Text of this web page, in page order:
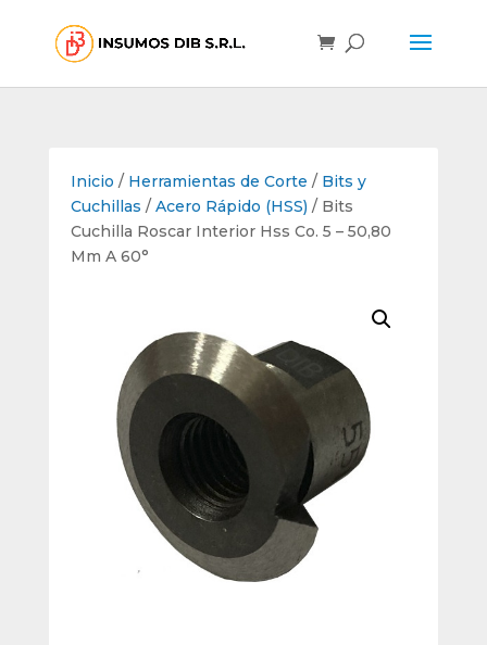
Inicio / Herramientas de Corte / Bits y
Cuchillas / Acero Rápido (HSS) / Bits
Cuchilla Roscar Interior Hss Co. 5 – 50,80
Mm A 60°